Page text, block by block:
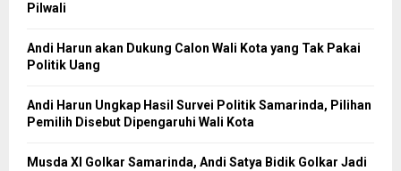
Pilwali
Andi Harun akan Dukung Calon Wali Kota yang Tak Pakai
Politik Uang
Andi Harun Ungkap Hasil Survei Politik Samarinda, Pilihan
Pemilih Disebut Dipengaruhi Wali Kota
Musda XI Golkar Samarinda, Andi Satya Bidik Golkar Jadi